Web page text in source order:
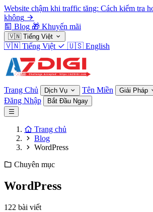
Website chậm khi traffic tăng: Cách kiểm tra
không
Blog 🎁 Khuyến mãi
🇻🇳 Tiếng Việt
🇻🇳 Tiếng Việt 🇺🇸 English
Trang Chủ Dịch Vụ Tên Miền Giải Pháp
Đăng Nhập Bắt Đầu Ngay
Trang chủ
Blog
WordPress
Chuyên mục
WordPress
122 bài viết